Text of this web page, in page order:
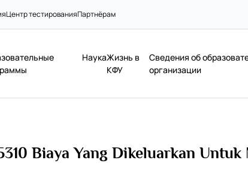
Центр тестированияПартнёрам
НаукаЖизнь в
КФУ
Сведения об
организации
Biaya Yang Dikeluarkan